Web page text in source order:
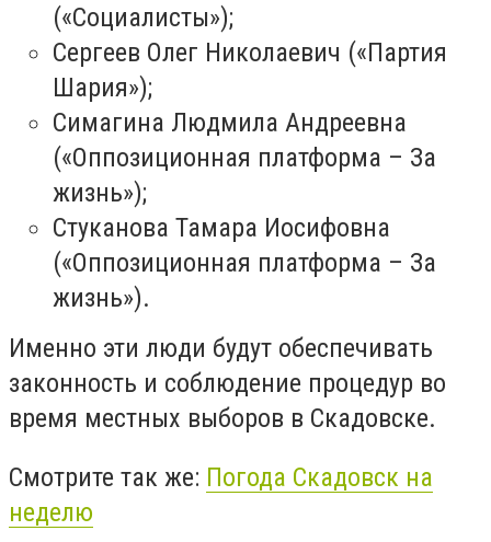
(«Социалисты»);
Сергеев Олег Николаевич («Партия
Шария»);
Симагина Людмила Андреевна
(«Оппозиционная платформа – За
жизнь»);
Стуканова Тамара Иосифовна
(«Оппозиционная платформа – За
жизнь»).
Именно эти люди будут обеспечивать
законность и соблюдение процедур во
время местных выборов в Скадовске.
Смотрите так же: Погода Скадовск на
неделю